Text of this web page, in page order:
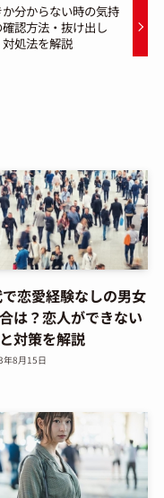
分からない時の気持
認方法・抜け出し
処法を解説
恋愛経験なしの男女
は？恋人ができない
対策を解説
年8月15日